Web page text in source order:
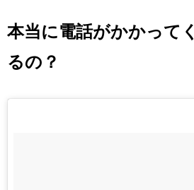
本当に電話がかかってく
るの？